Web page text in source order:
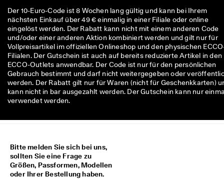
Der 10-Euro-Code ist 8 Wochen lang gültig und kann bei Ihrem
nächsten Einkauf über 49 € einmalig in einer Filiale oder online
eingelöst werden. Der Rabatt kann nicht mit einem anderen Code
und/oder einer anderen Aktion kombiniert werden und gilt nur für
Vollpreisartikel im offiziellen Onlineshop und den physischen
Filialen. Der Gutschein ist auch auf bereits reduzierte Artikel in den
ECCO-Outlets anwendbar. Der Code ist nur für den persönlichen
Gebrauch bestimmt und darf nicht weitergegeben oder
werden. Der Rabatt gilt nur für Waren (nicht für Geschenkkarten)
kann nicht in bar ausgezahlt werden. Der Gutschein kann nur
verwendet werden.
Bitte melden Sie sich bei uns,
sollten Sie eine Frage zu
Größen, Passformen, Modellen
oder Ihrer Bestellung haben.